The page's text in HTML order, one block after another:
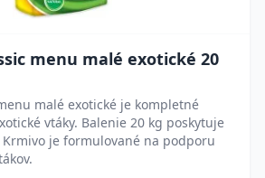
menu malé exotické 20
malé exotické je kompletné
vtáky. Balenie 20 kg poskytuje
je formulované na podporu